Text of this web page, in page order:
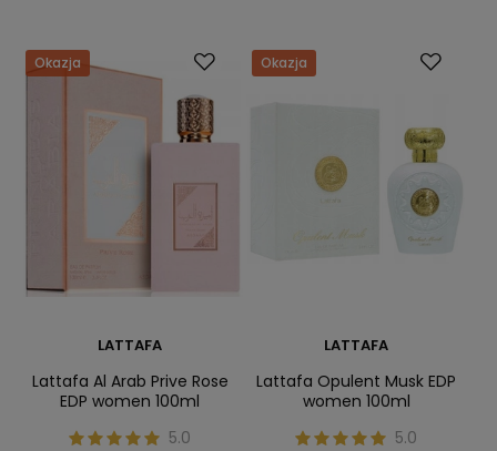
Okazja
LATTAFA
Lattafa Al Arab Prive Rose
EDP women 100ml
5.0
Okazja
LATTAFA
Lattafa Opulent Musk EDP
women 100ml
5.0